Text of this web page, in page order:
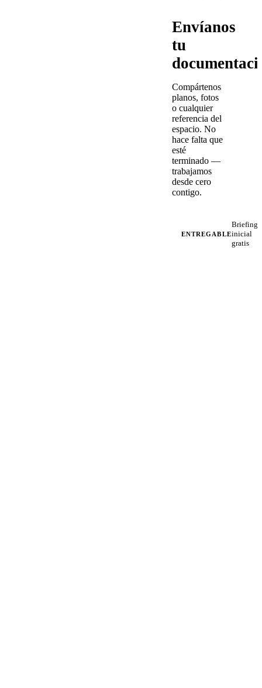
Envíanos
tu
Compártenos
planos, fotos
o cualquier
referencia del
espacio. No
hace falta que
esté
terminado —
trabajamos
desde cero
contigo.
ENTREGABLE
Briefing
inicial
gratis